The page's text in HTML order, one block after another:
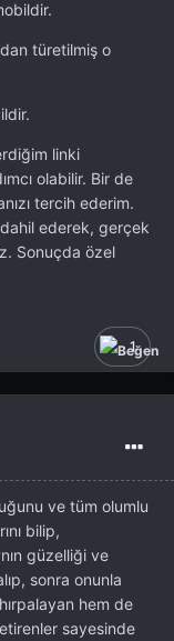
türetilmiş o
linki
olabilir. Bir de
tercih ederim.
dahil ederek, gerçek
Sonuçda özel
1
ve tüm olumlu
bilip,
güzelliği ve
sonra onunla
hem de
sayesinde